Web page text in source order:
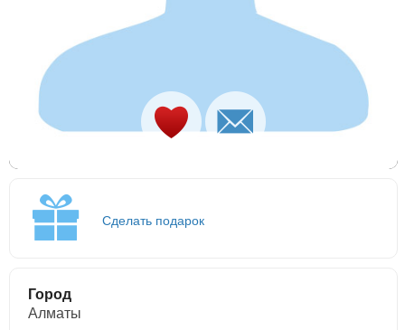
Сделать подарок
Город
Алматы